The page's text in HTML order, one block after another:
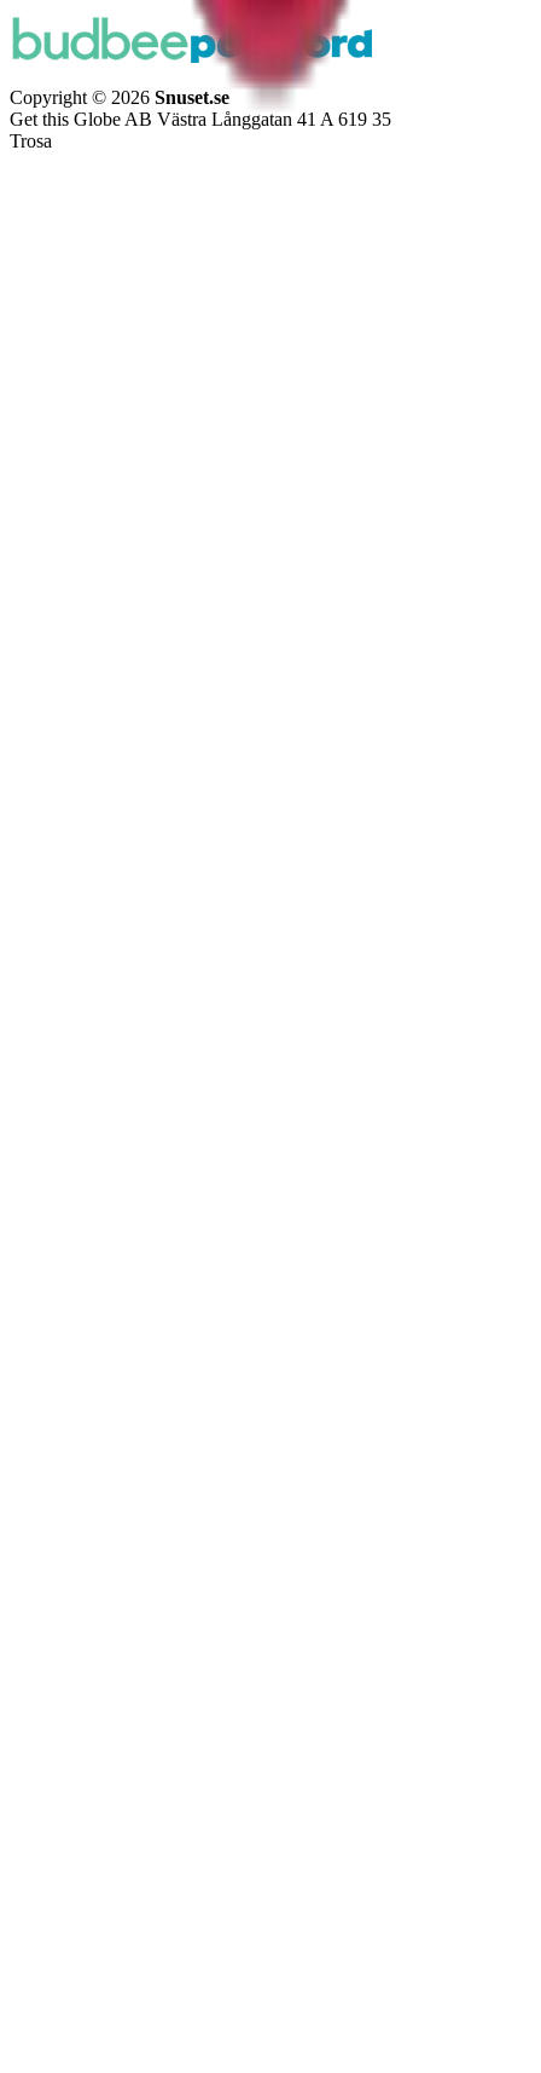
Copyright © 2026 Snuset.se
Get this Globe AB Västra Långgatan 41 A 619 35
Trosa